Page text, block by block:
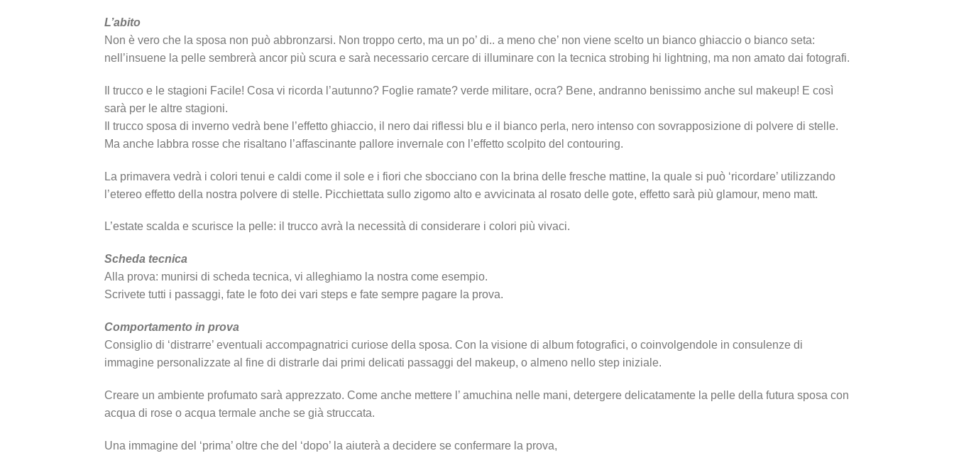
L’abito
Non è vero che la sposa non può abbronzarsi. Non troppo certo, ma un po’ di.. a meno che’ non viene scelto un bianco ghiaccio o bianco seta:
nell’insuene la pelle sembrerà ancor più scura e sarà necessario cercare di illuminare con la tecnica strobing hi lightning, ma non amato dai fotografi.
Il trucco e le stagioni Facile! Cosa vi ricorda l’autunno? Foglie ramate? verde militare, ocra? Bene, andranno benissimo anche sul makeup! E così
sarà per le altre stagioni.
Il trucco sposa di inverno vedrà bene l’effetto ghiaccio, il nero dai riflessi blu e il bianco perla, nero intenso con sovrapposizione di polvere di stelle.
Ma anche labbra rosse che risaltano l’affascinante pallore invernale con l’effetto scolpito del contouring.
La primavera vedrà i colori tenui e caldi come il sole e i fiori che sbocciano con la brina delle fresche mattine, la quale si può ‘ricordare’ utilizzando
l’etereo effetto della nostra polvere di stelle. Picchiettata sullo zigomo alto e avvicinata al rosato delle gote, effetto sarà più glamour, meno matt.
L’estate scalda e scurisce la pelle: il trucco avrà la necessità di considerare i colori più vivaci.
Scheda tecnica
Alla prova: munirsi di scheda tecnica, vi alleghiamo la nostra come esempio.
Scrivete tutti i passaggi, fate le foto dei vari steps e fate sempre pagare la prova.
Comportamento in prova
Consiglio di ‘distrarre’ eventuali accompagnatrici curiose della sposa. Con la visione di album fotografici, o coinvolgendole in consulenze di
immagine personalizzate al fine di distrarle dai primi delicati passaggi del makeup, o almeno nello step iniziale.
Creare un ambiente profumato sarà apprezzato. Come anche mettere l’ amuchina nelle mani, detergere delicatamente la pelle della futura sposa con
acqua di rose o acqua termale anche se già struccata.
Una immagine del ‘prima’ oltre che del ‘dopo’ la aiuterà a decidere se confermare la prova,